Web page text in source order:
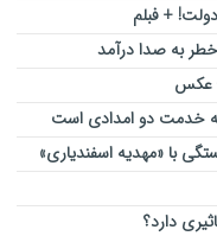
+ فبلم
‌به صدا د‌رآمد
عکس
خدمت دو‌ امدادی است
با «مهدیه اسفندیاری»
دارد؟